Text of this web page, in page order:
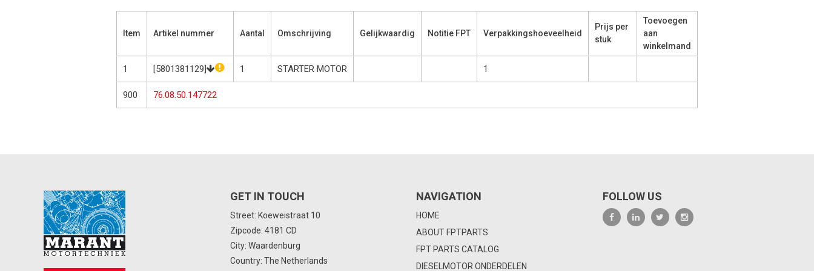
Item Artikel nummer Aantal Omschrijving Gelijkwaardig Notitie FPT Verpakkingshoeveelheid
Prijs per
stuk
Toevoegen
aan
winkelmand
1 [5801381129] 1 STARTER MOTOR 1
900 76.08.50.147722
GET IN TOUCH
Street: Koeweistraat 10
Zipcode: 4181 CD
City: Waardenburg
Country: The Netherlands
NAVIGATION
HOME
ABOUT FPTPARTS
FPT PARTS CATALOG
DIESELMOTOR ONDERDELEN
FOLLOW US